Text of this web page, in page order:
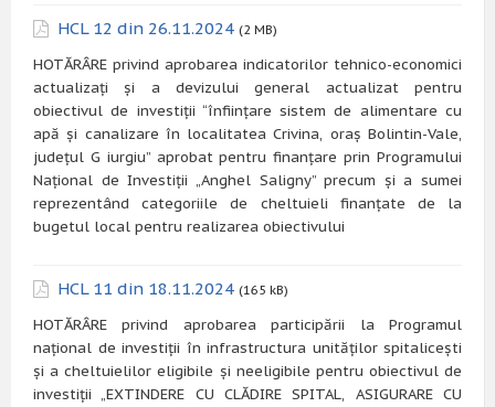
HCL 12 din 26.11.2024 (2 MB)
HOTĂRÂRE privind aprobarea indicatorilor tehnico-economici
actualizați și a devizului general actualizat pentru
obiectivul de investiții “înființare sistem de alimentare cu
apă și canalizare în localitatea Crivina, oraș Bolintin-Vale,
județul G iurgiu” aprobat pentru finanțare prin Programului
Național de Investiții „Anghel Saligny” precum și a sumei
reprezentând categoriile de cheltuieli finanțate de la
bugetul local pentru realizarea obiectivului
HCL 11 din 18.11.2024 (165 kB)
HOTĂRÂRE privind aprobarea participării la Programul
național de investiții în infrastructura unităților spitalicești
și a cheltuielilor eligibile și neeligibile pentru obiectivul de
investiții „EXTINDERE CU CLĂDIRE SPITAL, ASIGURARE CU